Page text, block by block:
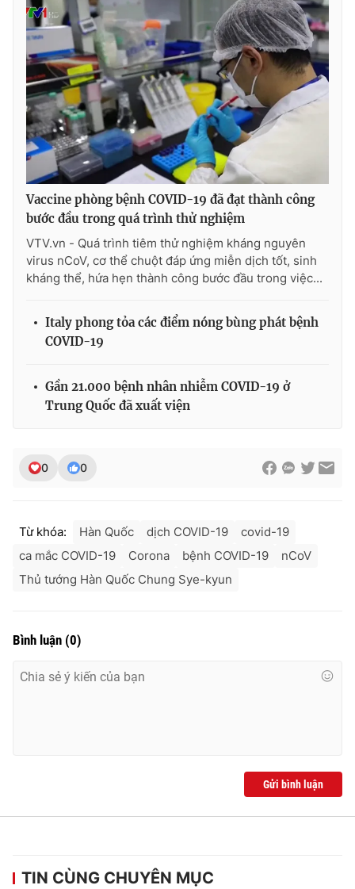
Vaccine phòng bệnh COVID-19 đã đạt thành công
bước đầu trong quá trình thử nghiệm
VTV.vn - Quá trình tiêm thử nghiệm kháng nguyên
virus nCoV, cơ thể chuột đáp ứng miễn dịch tốt, sinh
kháng thể, hứa hẹn thành công bước đầu trong việc...
Italy phong tỏa các điểm nóng bùng phát bệnh
COVID-19
Gần 21.000 bệnh nhân nhiễm COVID-19 ở
Trung Quốc đã xuất viện
0 0
Từ khóa: Hàn Quốc dịch COVID-19
covid-19
ca mắc COVID-19
Corona bệnh COVID-19
nCoV
Thủ tướng Hàn Quốc Chung Sye-kyun
Bình luận (0)
Gửi bình luận
TIN CÙNG CHUYÊN MỤC